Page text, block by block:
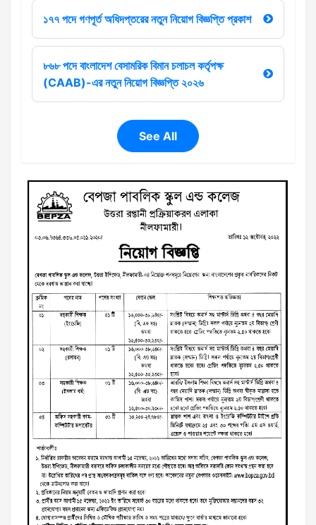
১৭৭ পদে গণপূর্ত অধিদপ্তরের নতুন নিয়োগ বিজ্ঞপ্তি প্রকাশ
৮৬৮ পদে বাংলাদেশ বেসামরিক বিমান চলাচল কর্তৃপক্ষ
(CAAB)-এর নতুন নিয়োগ বিজ্ঞপ্তি ২০২৬
See All